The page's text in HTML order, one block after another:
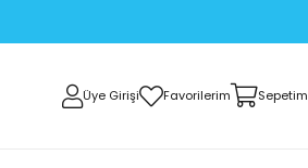
Üye Girişi Favorilerim Sepetim